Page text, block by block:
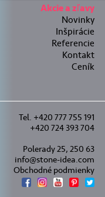
Akcie a zľavy
Novinky
Inšpirácie
Referencie
Kontakt
Ceník
Tel. +420 777 755 191
+420 724 393 704
Polerady 25, 250 63
info@stone-idea.com
Obchodné podmienky